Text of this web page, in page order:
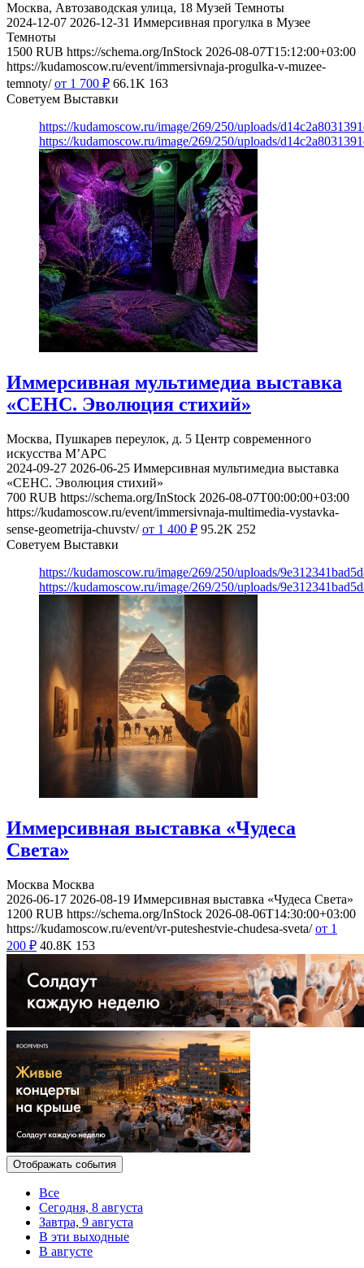
Москва, Автозаводская улица, 18 Музей Темноты
2024-12-07 2026-12-31 Иммерсивная прогулка в Музее
Темноты
1500 RUB https://schema.org/InStock 2026-08-07T15:12:00+03:00
https://kudamoscow.ru/event/immersivnaja-progulka-v-muzee-
temnoty/ от 1 700 ₽ 66.1K 163
Советуем Выставки
https://kudamoscow.ru/image/269/250/uploads/
https://kudamoscow.ru/image/269/250/uploads/
Иммерсивная мультимедиа выставка
«СЕНС. Эволюция стихий»
Москва, Пушкарев переулок, д. 5 Центр современного
искусства М’АРС
2024-09-27 2026-06-25 Иммерсивная мультимедиа выставка
«СЕНС. Эволюция стихий»
700 RUB https://schema.org/InStock 2026-08-07T00:00:00+03:00
https://kudamoscow.ru/event/immersivnaja-multimedia-vystavka-
sense-geometrija-chuvstv/ от 1 400 ₽ 95.2K 252
Советуем Выставки
https://kudamoscow.ru/image/269/250/uploads/
https://kudamoscow.ru/image/269/250/uploads/
Иммерсивная выставка «Чудеса
Света»
Москва Москва
2026-06-17 2026-08-19 Иммерсивная выставка «Чудеса Света»
1200 RUB https://schema.org/InStock 2026-08-06T14:30:00+03:00
https://kudamoscow.ru/event/vr-puteshestvie-chudesa-sveta/ от 1
200 ₽ 40.8K 153
Отображать события
Все
Сегодня, 8 августа
Завтра, 9 августа
В эти выходные
В августе